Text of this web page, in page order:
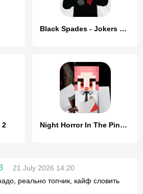
Black Spades - Jokers & Prizes
2 Night Horror In The Pink House
21 July 2026 14:20
реально топчик, кайф словить